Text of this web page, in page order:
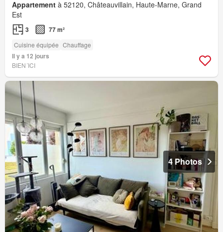
Appartement à 52120, Châteauvillain, Haute-Marne, Grand
Est
3 77 m²
Cuisine équipée Chauffage
Il y a 12 jours
BIEN´ICI
4 Photos